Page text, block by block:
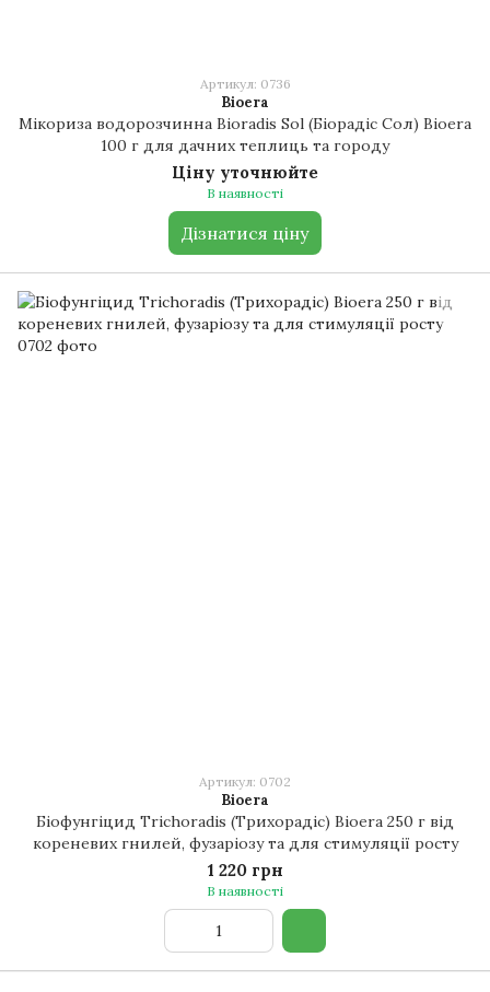
Артикул: 0736
Bioera
Мікориза водорозчинна Bioradis Sol (Біорадіс Сол) Bioera
100 г для дачних теплиць та городу
Ціну уточнюйте
В наявності
Дізнатися ціну
Артикул: 0702
Bioera
Біофунгіцид Trichoradis (Трихорадіс) Bioera 250 г від
кореневих гнилей, фузаріозу та для стимуляції росту
1 220 грн
В наявності